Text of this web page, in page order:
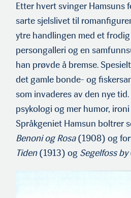
Etter hvert svinger Hamsuns
sarte sjelslivet til
ytre handlingen med et
persongalleri og en
han prøvde å bremse.
det gamle bonde- og
som invaderes av den nye
psykologi og mer humor,
Språkgeniet Hamsun boltrer
Benoni og Rosa(1908) og
Tiden(1913) og Segelfoss by